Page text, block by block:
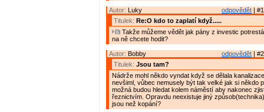
odpovědět |
Autor: Luky
Titulek: Re:O kdo to zaplatí když.....
Takže můžeme vědět jak pány z investic
na ně chcete hodit?
odpovědět |
Autor: Bobby
Titulek: Jsou tam?
Nádrže mohl někdo vyndat když se dělala
nevšiml, vůbec nemusely být tak velké jak si někdo
možná budou hledat kolem náměstí aby nakonec
řeznictvím. Opravdu neexistuje jiný
jsou než kopání?